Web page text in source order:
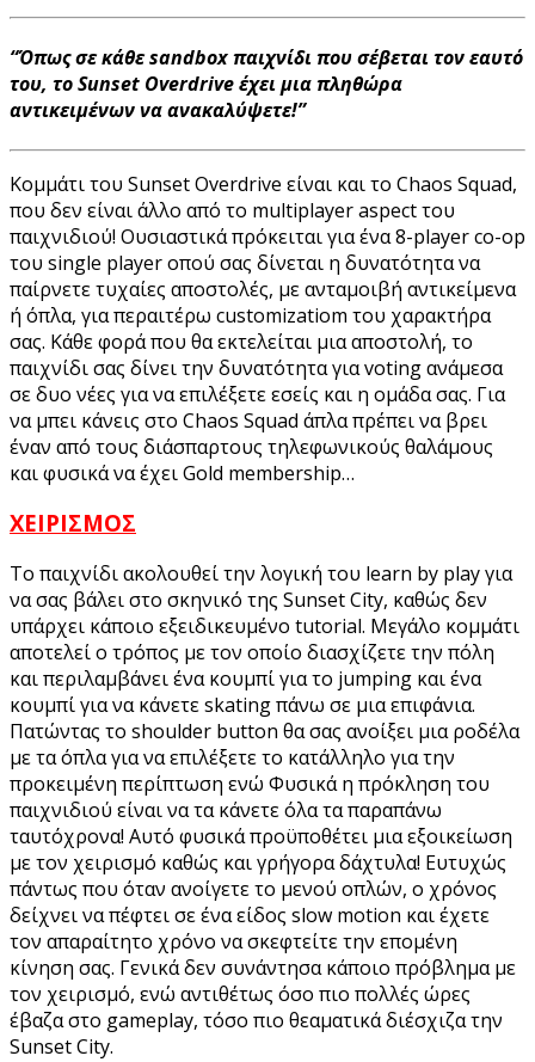
“Όπως σε κάθε sandbox παιχνίδι που σέβεται τον εαυτό
του, το Sunset Overdrive έχει μια πληθώρα
αντικειμένων να ανακαλύψετε!”
Κομμάτι του Sunset Overdrive είναι και το Chaos Squad,
που δεν είναι άλλο από το multiplayer aspect του
παιχνιδιού! Ουσιαστικά πρόκειται για ένα 8-player co-op
του single player οπού σας δίνεται η δυνατότητα να
παίρνετε τυχαίες αποστολές, με ανταμοιβή αντικείμενα
ή όπλα, για περαιτέρω customizatiom του χαρακτήρα
σας. Κάθε φορά που θα εκτελείται μια αποστολή, το
παιχνίδι σας δίνει την δυνατότητα για voting ανάμεσα
σε δυο νέες για να επιλέξετε εσείς και η ομάδα σας. Για
να μπει κάνεις στο Chaos Squad άπλα πρέπει να βρει
έναν από τους διάσπαρτους τηλεφωνικούς θαλάμους
και φυσικά να έχει Gold membership…
ΧΕΙΡΙΣΜΟΣ
Το παιχνίδι ακολουθεί την λογική του learn by play για
να σας βάλει στο σκηνικό της Sunset City, καθώς δεν
υπάρχει κάποιο εξειδικευμένο tutorial. Μεγάλο κομμάτι
αποτελεί ο τρόπος με τον οποίο διασχίζετε την πόλη
και περιλαμβάνει ένα κουμπί για το jumping και ένα
κουμπί για να κάνετε skating πάνω σε μια επιφάνια.
Πατώντας το shoulder button θα σας ανοίξει μια ροδέλα
με τα όπλα για να επιλέξετε το κατάλληλο για την
προκειμένη περίπτωση ενώ Φυσικά η πρόκληση του
παιχνιδιού είναι να τα κάνετε όλα τα παραπάνω
ταυτόχρονα! Αυτό φυσικά προϋποθέτει μια εξοικείωση
με τον χειρισμό καθώς και γρήγορα δάχτυλα! Ευτυχώς
πάντως που όταν ανοίγετε το μενού οπλών, ο χρόνος
δείχνει να πέφτει σε ένα είδος slow motion και έχετε
τον απαραίτητο χρόνο να σκεφτείτε την επομένη
κίνηση σας. Γενικά δεν συνάντησα κάποιο πρόβλημα με
τον χειρισμό, ενώ αντιθέτως όσο πιο πολλές ώρες
έβαζα στο gameplay, τόσο πιο θεαματικά διέσχιζα την
Sunset City.